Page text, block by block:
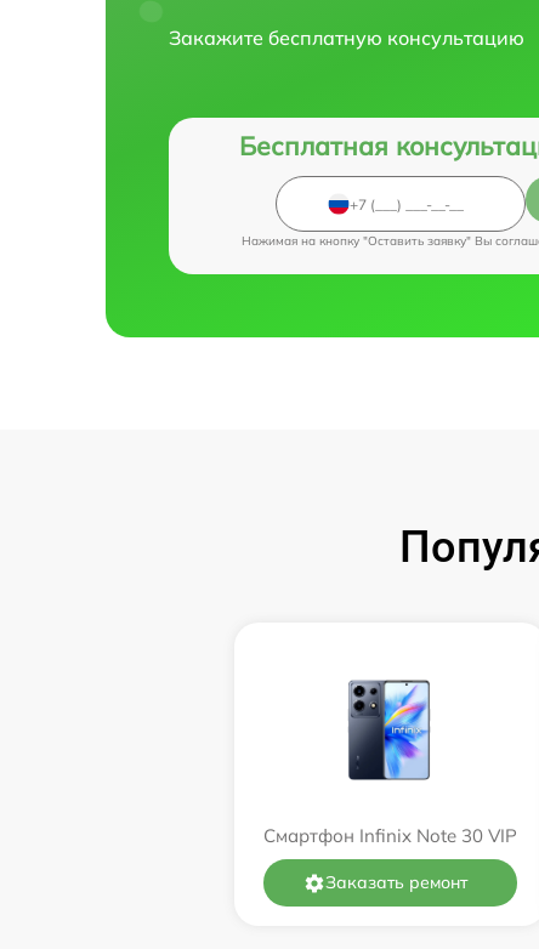
Закажите бесплатную консультацию
Бесплатная
Нажимая на кнопку "Оставить заявку" Вы
Смартфон Infinix Note 30 VIP
Заказать ремонт